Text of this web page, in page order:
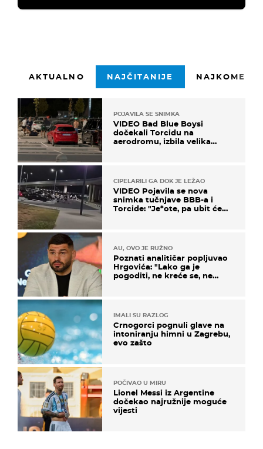
AKTUALNO NAJČITANIJE
POJAVILA SE SNIMKA
VIDEO Bad Blue Boysi
dočekali Torcidu na
aerodromu, izbila velika
CIPELARILI GA DOK JE LEŽAO
VIDEO Pojavila se nova
snimka tučnjave BBB-a i
Torcide: "Je*ote, pa ubit će
AU, OVO JE RUŽNO
Poznati analitičar popljuvao
Hrgovića: "Lako ga je
pogoditi, ne kreće se, ne
IMALI SU RAZLOG
Crnogorci pognuli glave na
intoniranju himni u Zagrebu,
evo zašto
POČIVAO U MIRU
Lionel Messi iz Argentine
dočekao najružnije moguće
vijesti